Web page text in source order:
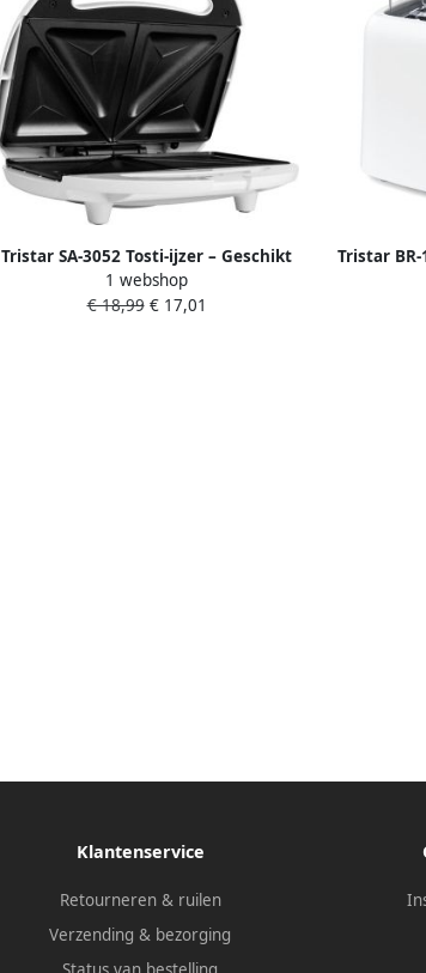
Tristar SA-3052 Tosti-ijzer – Geschikt
voor 2 tosti s Antiaanbaklaag Tosti
apparaat Wit
1 webshop
€ 18,99€ 17,01
Tristar
2
Klantenservice
Retourneren & ruilen
Verzending & bezorging